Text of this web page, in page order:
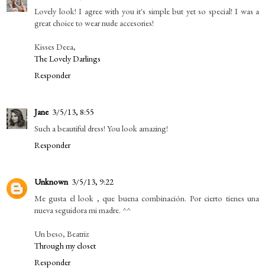
Lovely look! I agree with you it's simple but yet so special! I was a
great choice to wear nude accesories!
Kisses Deea,
The Lovely Darlings
Responder
Jane 3/5/13, 8:55
Such a beautiful dress! You look amazing!
Responder
Unknown 3/5/13, 9:22
Me gusta el look , que buena combinación. Por cierto tienes una
nueva seguidora mi madre. ^^
Un beso, Beatriz
Through my closet
Responder